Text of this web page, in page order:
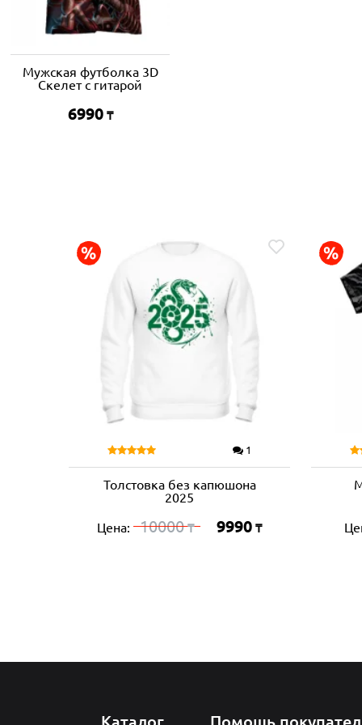
Мужская футболка 3D
Скелет с гитарой
6990 ₸
1
Толстовка без капюшона
2025
Цена: 10000₸ 9990 ₸